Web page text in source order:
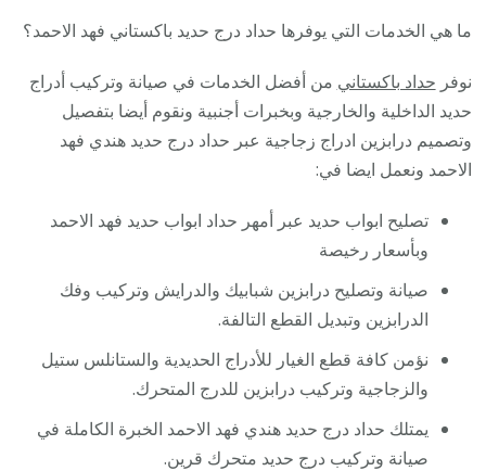
ما هي الخدمات التي يوفرها حداد درج حديد باكستاني فهد الاحمد؟
نوفر حداد باكستاني من أفضل الخدمات في صيانة وتركيب أدراج
حديد الداخلية والخارجية وبخبرات أجنبية ونقوم أيضا بتفصيل
وتصميم درابزين ادراج زجاجية عبر حداد درج حديد هندي فهد
الاحمد ونعمل ايضا في:
تصليح ابواب حديد عبر أمهر حداد ابواب حديد فهد الاحمد
وبأسعار رخيصة
صيانة وتصليح درابزين شبابيك والدرايش وتركيب وفك
الدرابزين وتبديل القطع التالفة.
نؤمن كافة قطع الغيار للأدراج الحديدية والستانلس ستيل
والزجاجية وتركيب درابزين للدرج المتحرك.
يمتلك حداد درج حديد هندي فهد الاحمد الخبرة الكاملة في
صيانة وتركيب درج حديد متحرك قرين.